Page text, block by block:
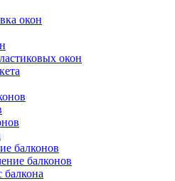
окон
окон
балконов
балконов